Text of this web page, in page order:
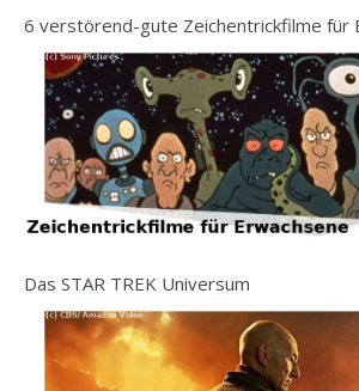
6 verstörend-gute Zeichentrickfilme für
Das STAR TREK Universum